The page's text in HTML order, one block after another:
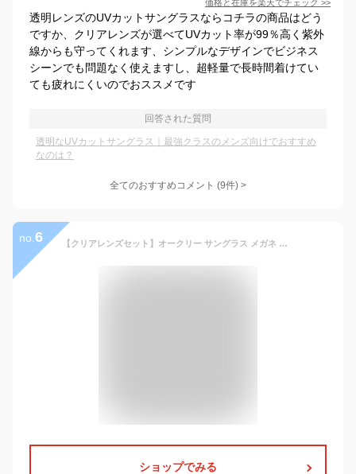
価格と在庫を楽天でチェック >>
透明レンズのUVカットサングラスならコチラの商品はどう
ですか、クリアレンズが選べてUVカット率が99％高く紫外
線からも守ってくれます、シンプルなデザインでビジネス
シーンでも問題なく使えますし、超軽量で長時間着けてい
ても疲れにくいのでおススメです
回答された質問
透明なUVカットサングラス｜最強クラスのメンズ向けでおすすめ
なのは？
全てのおすすめコメント (9件) >
no. 6 【クリアレンズセット】オークリー サングラス メガネ 伊達 度なし 老眼鏡 リーディンググラス ラッチ プリズム アジアンフィット OAKLEY LATCH OO9349-4153 53サイズ ウェリントン ユニセックス メンズ レディース【海外正規品】
ショップでみる